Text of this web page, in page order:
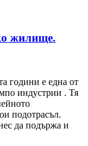
жилище.
години е една от
индустрии . Тя
подотрасъл.
да подържа и